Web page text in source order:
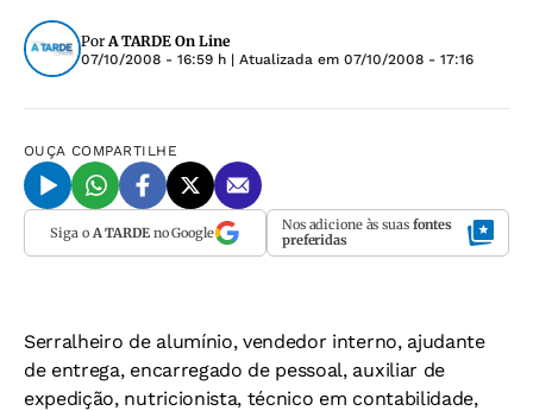
PorA TARDE On Line
07/10/2008 - 16:59 h | Atualizada em 07/10/2008 - 17:16
OUÇA COMPARTILHE
Siga o A TARDEno Google Nos adicione às suas fontes
preferidas
Serralheiro de alumínio, vendedor interno, ajudante
de entrega, encarregado de pessoal, auxiliar de
expedição, nutricionista, técnico em contabilidade,